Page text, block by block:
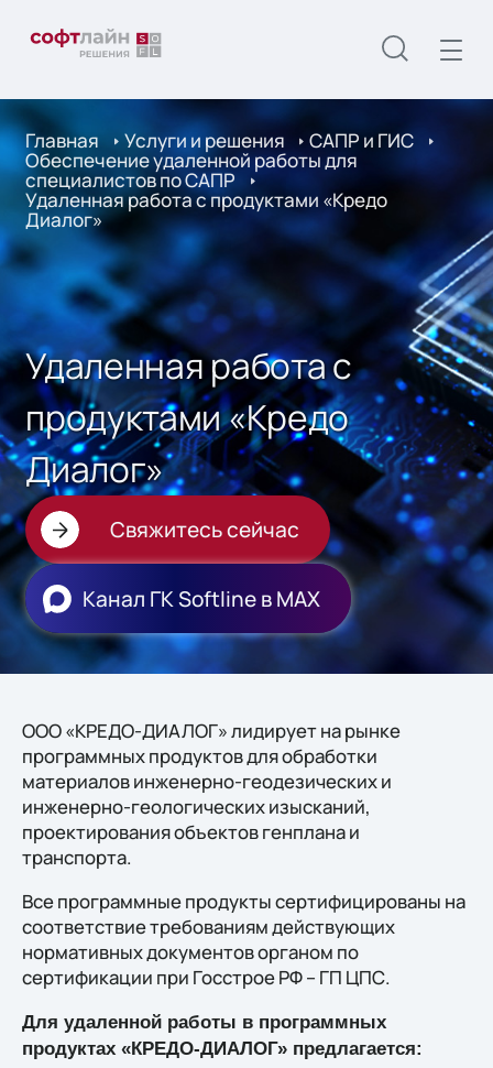
Главная Услуги и решения САПР и ГИС
Обеспечение удаленной работы для
специалистов по САПР
Удаленная работа c продуктами «Кредо
Диалог»
Удаленная работа c
продуктами «Кредо
Диалог»
Свяжитесь сейчас
Канал ГК Softline в МАХ
ООО «КРЕДО-ДИАЛОГ» лидирует на рынке
программных продуктов для обработки
материалов инженерно-геодезических и
инженерно-геологических изысканий,
проектирования объектов генплана и
транспорта.
Все программные продукты сертифицированы на
соответствие требованиям действующих
нормативных документов органом по
сертификации при Госстрое РФ – ГП ЦПС.
Для удаленной работы в программных
продуктах «КРЕДО-ДИАЛОГ» предлагается: